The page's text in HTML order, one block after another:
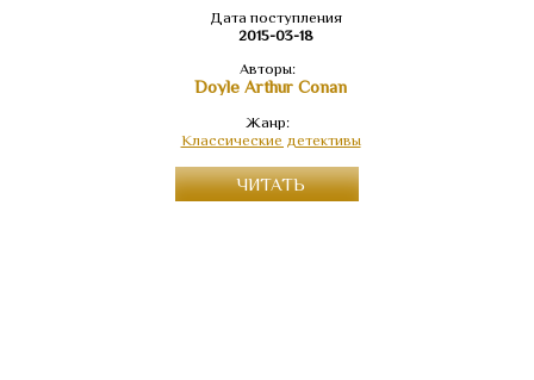
Дата поступления
2015-03-18
Авторы:
Doyle Arthur Conan
Жанр:
Классические детективы
ЧИТАТЬ